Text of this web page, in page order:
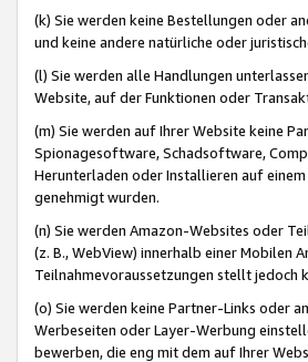
(k) Sie werden keine Bestellungen oder
und keine andere natürliche oder
(l) Sie werden alle Handlungen
Website, auf der Funktionen oder
(m) Sie werden auf Ihrer Website keine
Spionagesoftware, Schadsoftware,
Herunterladen oder Installieren auf
genehmigt wurden.
(n) Sie werden Amazon-Websites oder
(z. B., WebView) innerhalb einer Mobilen
Teilnahmevoraussetzungen stellt jedoch
(o) Sie werden keine Partner-Links oder
Werbeseiten oder Layer-Werbung
bewerben, die eng mit dem auf Ihrer